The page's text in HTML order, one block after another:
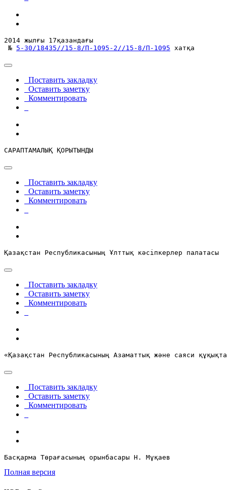
2014 жылғы 17қазандағы
№ 5-30/18435//15-8/П-1095-2//15-8/П-1095 хатқа
Поставить закладку
Оставить заметку
Комментировать
САРАПТАМАЛЫҚ ҚОРЫТЫНДЫ
Поставить закладку
Оставить заметку
Комментировать
Қазақстан Республикасының Ұлттық кәсіпкерлер палатасы
Поставить закладку
Оставить заметку
Комментировать
«Қазақстан Республикасының Азаматтық және саяси
Поставить закладку
Оставить заметку
Комментировать
Басқарма Төрағасының орынбасары Н. Мұқаев
Полная версия